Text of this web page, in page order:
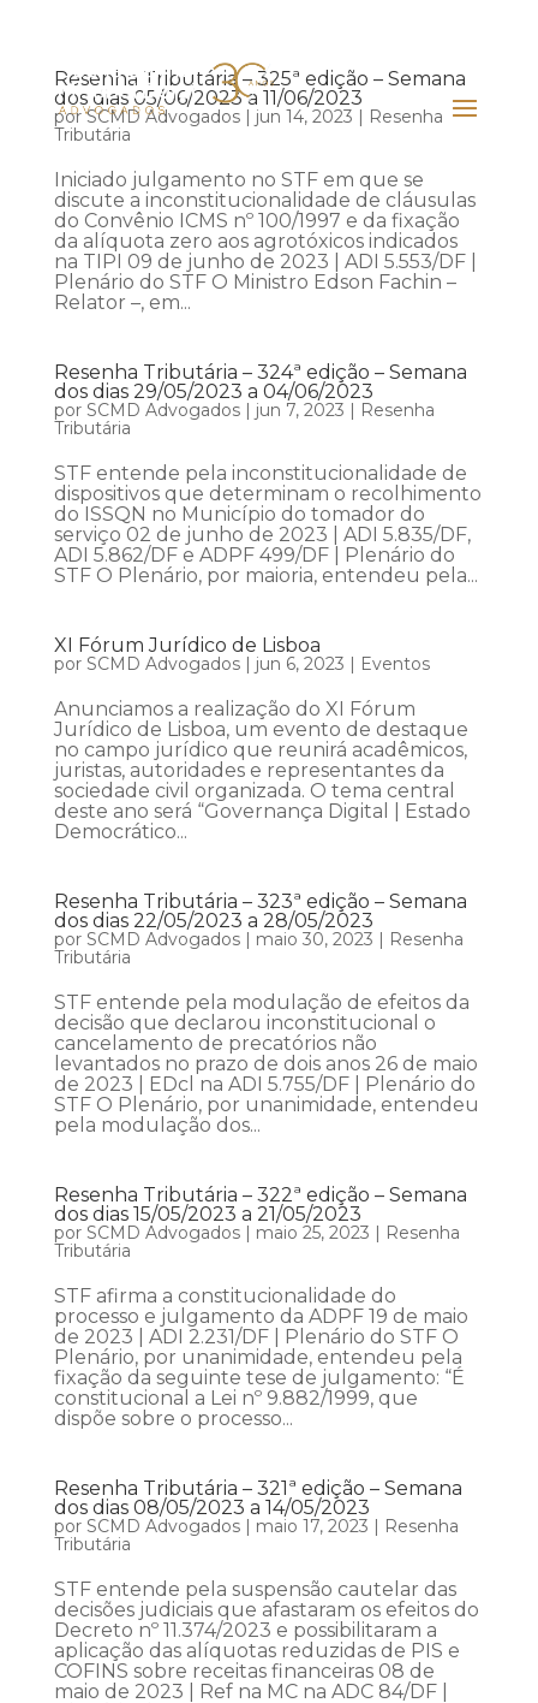
Resenha Tributária – 325ª edição – Semana
dos dias 05/06/2023 a 11/06/2023
porSCMD Advogados| jun 14, 2023 | Resenha
Tributária
Iniciado julgamento no STF em que se
discute a inconstitucionalidade de cláusulas
do Convênio ICMS nº 100/1997 e da fixação
da alíquota zero aos agrotóxicos indicados
na TIPI 09 de junho de 2023 | ADI 5.553/DF |
Plenário do STF O Ministro Edson Fachin –
Relator –, em...
Resenha Tributária – 324ª edição – Semana
dos dias 29/05/2023 a 04/06/2023
por SCMD Advogados| jun 7, 2023 | Resenha
Tributária
STF entende pela inconstitucionalidade de
dispositivos que determinam o recolhimento
do ISSQN no Município do tomador do
serviço 02 de junho de 2023 | ADI 5.835/DF,
ADI 5.862/DF e ADPF 499/DF | Plenário do
STF O Plenário, por maioria, entendeu pela...
XI Fórum Jurídico de Lisboa
por SCMD Advogados| jun 6, 2023 | Eventos
Anunciamos a realização do XI Fórum
Jurídico de Lisboa, um evento de destaque
no campo jurídico que reunirá acadêmicos,
juristas, autoridades e representantes da
sociedade civil organizada. O tema central
deste ano será “Governança Digital | Estado
Democrático...
Resenha Tributária – 323ª edição – Semana
dos dias 22/05/2023 a 28/05/2023
por SCMD Advogados| maio 30, 2023 | Resenha
Tributária
STF entende pela modulação de efeitos da
decisão que declarou inconstitucional o
cancelamento de precatórios não
levantados no prazo de dois anos 26 de maio
de 2023 | EDcl na ADI 5.755/DF | Plenário do
STF O Plenário, por unanimidade, entendeu
pela modulação dos...
Resenha Tributária – 322ª edição – Semana
dos dias 15/05/2023 a 21/05/2023
por SCMD Advogados| maio 25, 2023 | Resenha
Tributária
STF afirma a constitucionalidade do
processo e julgamento da ADPF 19 de maio
de 2023 | ADI 2.231/DF | Plenário do STF O
Plenário, por unanimidade, entendeu pela
fixação da seguinte tese de julgamento: “É
constitucional a Lei nº 9.882/1999, que
dispõe sobre o processo...
Resenha Tributária – 321ª edição – Semana
dos dias 08/05/2023 a 14/05/2023
por SCMD Advogados| maio 17, 2023 | Resenha
Tributária
STF entende pela suspensão cautelar das
decisões judiciais que afastaram os efeitos do
Decreto nº 11.374/2023 e possibilitaram a
aplicação das alíquotas reduzidas de PIS e
COFINS sobre receitas financeiras 08 de
maio de 2023 | Ref na MC na ADC 84/DF |